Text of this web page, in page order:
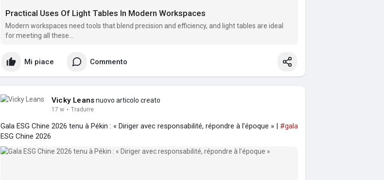
Practical Uses Of Light Tables In Modern Workspaces
Modern workspaces need tools that blend precision and efficiency, and light tables are ideal
for meeting all these...
Mi piace Commento
Vicky Leansnuovo articolo creato
17 w · Tradurre
Gala ESG Chine 2026 tenu à Pékin : « Diriger avec responsabilité, répondre à l’époque » | #gala
ESG Chine 2026